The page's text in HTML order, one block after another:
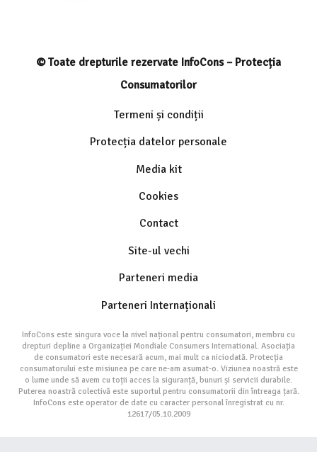
© Toate drepturile rezervate InfoCons – Protecția
Consumatorilor
Termeni și condiții
Protecția datelor personale
Media kit
Cookies
Contact
Site-ul vechi
Parteneri media
Parteneri Internaționali
InfoCons este singura voce la nivel național pentru consumatori, membru cu
drepturi depline a Organizației Mondiale Consumers International. Asociația
de consumatori este necesară acum, mai mult ca niciodată. Protecția
consumatorului este misiunea pe care ne-am asumat-o. Viziunea noastră este
o lume unde să avem cu toții acces la siguranță, bunuri și servicii durabile.
Puterea noastră colectivă este suportul pentru consumatorii din întreaga țară.
InfoCons este operator de date cu caracter personal înregistrat cu nr.
12617/05.10.2009